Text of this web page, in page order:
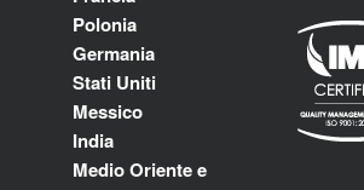
Polonia
Germania
Stati Uniti
Messico
India
Medio Oriente e